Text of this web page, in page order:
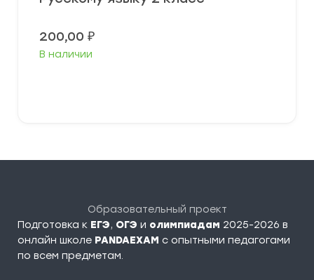
200,00 ₽
В наличии
Образовательный проект
Подготовка к ЕГЭ, ОГЭ и олимпиадам 2025-2026 в
онлайн школе PANDAEXAM c опытными педагогами
по всем предметам.